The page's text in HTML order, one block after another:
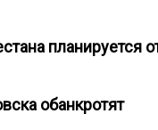
планируется
обанкротят